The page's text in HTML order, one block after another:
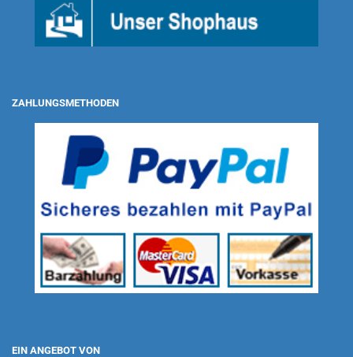
ZAHLUNGSMETHODEN
EIN ANGEBOT VON